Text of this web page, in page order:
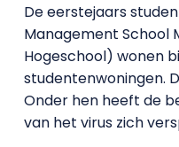
De eerstejaars
Management School
Hogeschool) wonen
studentenwoningen.
Onder hen heeft de
van het virus zich